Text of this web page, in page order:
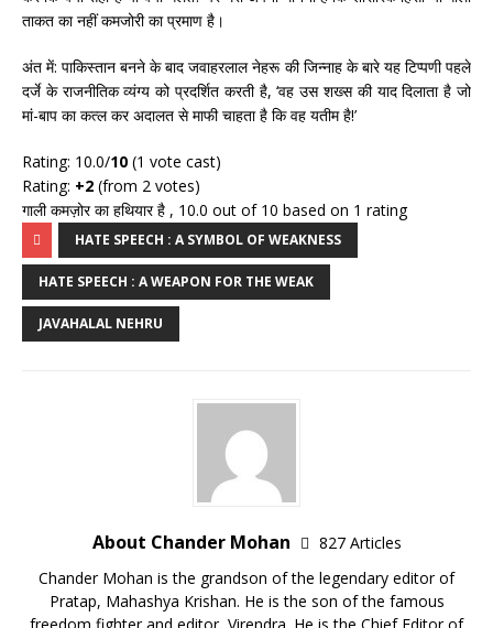
ताकत का नहीं कमजोरी का प्रमाण है।
अंत में: पाकिस्तान बनने के बाद जवाहरलाल नेहरू की जिन्नाह के बारे यह टिप्पणी पहले
दर्जे के राजनीतिक व्यंग्य को प्रदर्शित करती है, ‘वह उस शख्स की याद दिलाता है जो
मां-बाप का कत्ल कर अदालत से माफी चाहता है कि वह यतीम है!’
Rating: 10.0/10 (1 vote cast)
Rating: +2 (from 2 votes)
गाली कमज़ोर का हथियार है , 10.0 out of 10 based on 1 rating
HATE SPEECH : A SYMBOL OF WEAKNESS
HATE SPEECH : A WEAPON FOR THE WEAK
JAVAHALAL NEHRU
About Chander Mohan
827 Articles
Chander Mohan is the grandson of the legendary editor of
Pratap, Mahashya Krishan. He is the son of the famous
freedom fighter and editor, Virendra. He is the Chief Editor of